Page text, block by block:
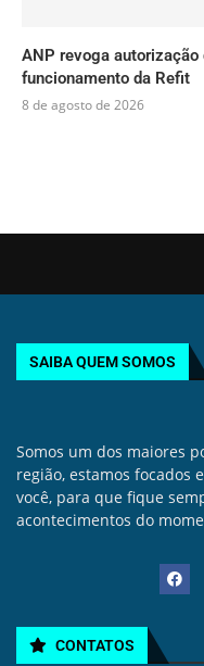
ANP revoga autorização
funcionamento da Refit
8 de agosto de 2026
SAIBA QUEM SOMOS
Somos um dos maiores
região, estamos focados
você, para que fique
acontecimentos do
CONTATOS